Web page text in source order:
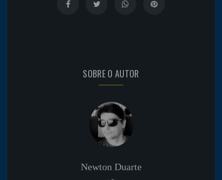
SOBRE O AUTOR
Newton Duarte